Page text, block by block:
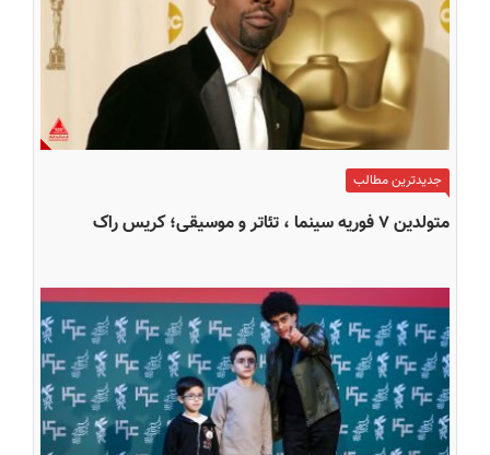
جدیدترین مطالب
متولدین ۷ فوریه سینما ، تئاتر و موسیقی؛ کریس راک